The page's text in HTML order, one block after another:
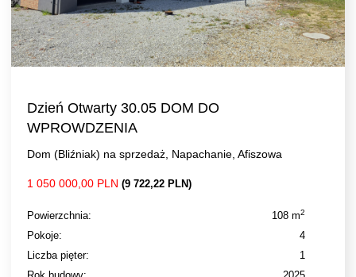
Dzień Otwarty 30.05 DOM DO
WPROWDZENIA
Dom (Bliźniak) na sprzedaż, Napachanie, Afiszowa
1 050 000,00 PLN (9 722,22 PLN)
Powierzchnia: 108 m2
Pokoje:
4
Liczba pięter:
1